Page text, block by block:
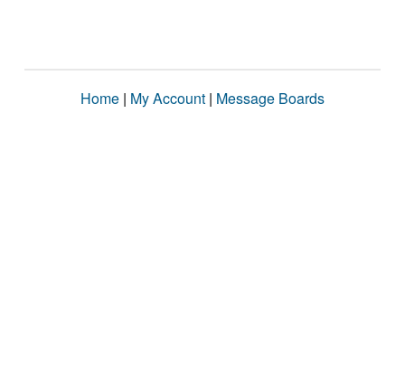
Home | My Account | Message Boards